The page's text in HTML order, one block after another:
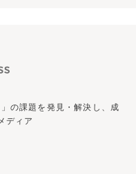
の課題を発見・解決し、 成
ディア